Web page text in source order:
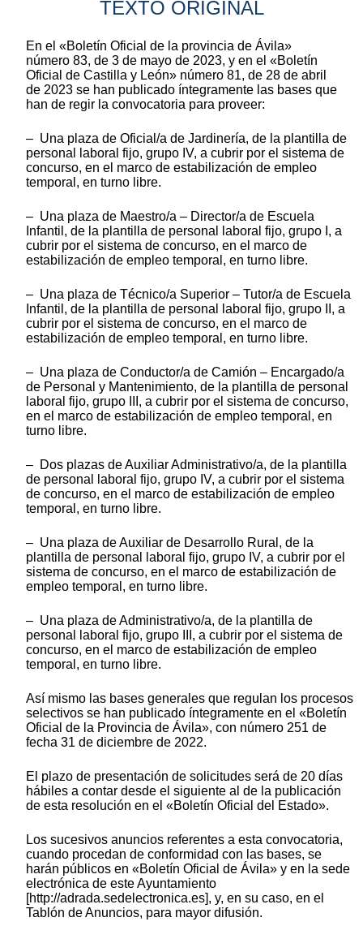
TEXTO ORIGINAL
En el «Boletín Oficial de la provincia de Ávila»
número 83, de 3 de mayo de 2023, y en el «Boletín
Oficial de Castilla y León» número 81, de 28 de abril
de 2023 se han publicado íntegramente las bases que
han de regir la convocatoria para proveer:
– Una plaza de Oficial/a de Jardinería, de la plantilla de
personal laboral fijo, grupo IV, a cubrir por el sistema de
concurso, en el marco de estabilización de empleo
temporal, en turno libre.
– Una plaza de Maestro/a – Director/a de Escuela
Infantil, de la plantilla de personal laboral fijo, grupo I, a
cubrir por el sistema de concurso, en el marco de
estabilización de empleo temporal, en turno libre.
– Una plaza de Técnico/a Superior – Tutor/a de Escuela
Infantil, de la plantilla de personal laboral fijo, grupo II, a
cubrir por el sistema de concurso, en el marco de
estabilización de empleo temporal, en turno libre.
– Una plaza de Conductor/a de Camión – Encargado/a
de Personal y Mantenimiento, de la plantilla de personal
laboral fijo, grupo III, a cubrir por el sistema de concurso,
en el marco de estabilización de empleo temporal, en
turno libre.
– Dos plazas de Auxiliar Administrativo/a, de la plantilla
de personal laboral fijo, grupo IV, a cubrir por el sistema
de concurso, en el marco de estabilización de empleo
temporal, en turno libre.
– Una plaza de Auxiliar de Desarrollo Rural, de la
plantilla de personal laboral fijo, grupo IV, a cubrir por el
sistema de concurso, en el marco de estabilización de
empleo temporal, en turno libre.
– Una plaza de Administrativo/a, de la plantilla de
personal laboral fijo, grupo III, a cubrir por el sistema de
concurso, en el marco de estabilización de empleo
temporal, en turno libre.
Así mismo las bases generales que regulan los procesos
selectivos se han publicado íntegramente en el «Boletín
Oficial de la Provincia de Ávila», con número 251 de
fecha 31 de diciembre de 2022.
El plazo de presentación de solicitudes será de 20 días
hábiles a contar desde el siguiente al de la publicación
de esta resolución en el «Boletín Oficial del Estado».
Los sucesivos anuncios referentes a esta convocatoria,
cuando procedan de conformidad con las bases, se
harán públicos en «Boletín Oficial de Ávila» y en la sede
electrónica de este Ayuntamiento
[http://adrada.sedelectronica.es], y, en su caso, en el
Tablón de Anuncios, para mayor difusión.